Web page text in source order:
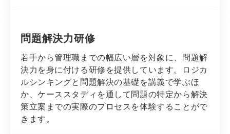
問題解決力研修
若手から管理職までの幅広い層を対象に、問題解
決力を身に付ける研修を提供しています。ロジカ
ルシンキングと問題解決の基礎を講義で学ぶほ
か、ケーススタディを通して問題の特定から解決
策立案までの実際のプロセスを体験することがで
きます。